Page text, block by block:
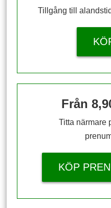
Tillgång till
Från
Titta närmare
KÖP